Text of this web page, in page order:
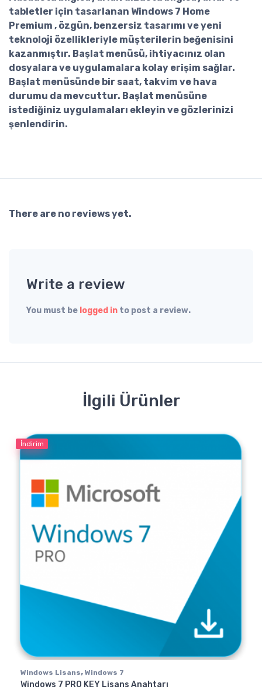
tabletler için tasarlanan Windows 7 Home
Premium , özgün, benzersiz tasarımı ve yeni
teknoloji özellikleriyle müşterilerin beğenisini
kazanmıştır. Başlat menüsü, ihtiyacınız olan
dosyalara ve uygulamalara kolay erişim sağlar.
Başlat menüsünde bir saat, takvim ve hava
durumu da mevcuttur. Başlat menüsüne
istediğiniz uygulamaları ekleyin ve gözlerinizi
şenlendirin.
There are no reviews yet.
Write a review
You must be logged in to post a review.
İlgili Ürünler
İndirim
Windows Lisans, Windows 7
Windows 7 PRO KEY Lisans Anahtarı